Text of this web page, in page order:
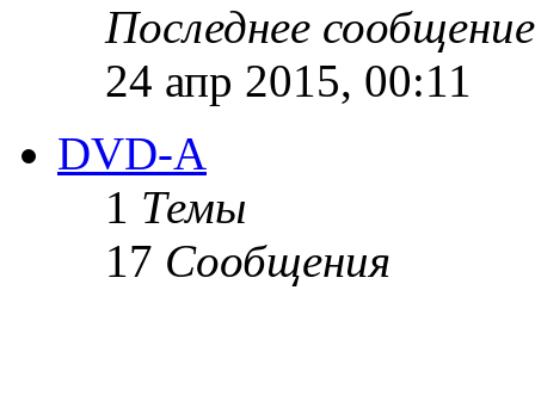
Последнее сообщение
24 апр 2015, 00:11
DVD-A
1 Темы
17 Сообщения